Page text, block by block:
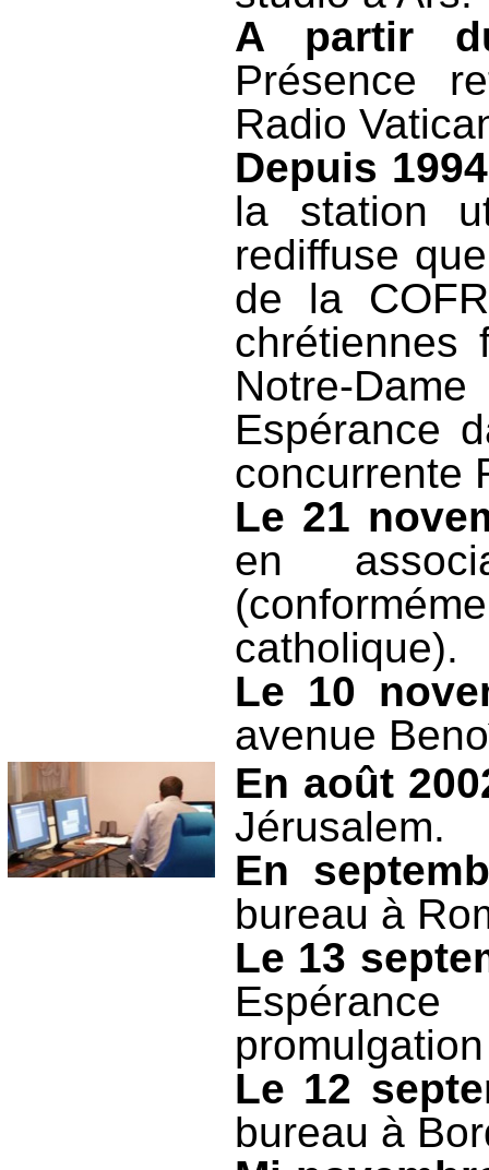
A partir
Présence
Radio
Depuis 1994
la station
rediffuse
de la
chrétiennes
Notre-
Espérance
concurrente
Le 21
en
catholique).
Le 10
avenue
En août
Jérusalem.
En
bureau à
Le 13
Le 12
bureau à